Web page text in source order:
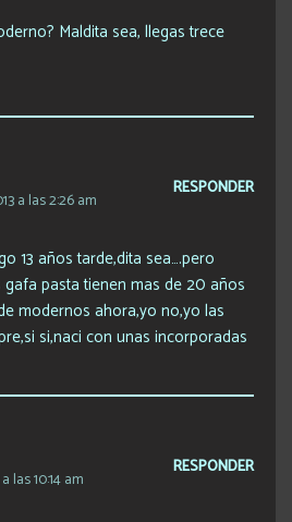
Maldita sea, llegas trece
a las 2:26 am
RESPONDER
13 años tarde,dita sea….pero
gafa pasta tienen mas de 20 años
modernos ahora,yo no,yo las
si,naci con unas incorporadas
las 10:14 am
RESPONDER